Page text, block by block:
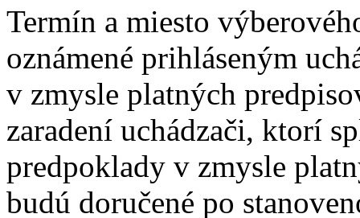
Termín a miesto
oznámené prihláseným
v zmysle platných
zaradení uchádzači, ktorí
predpoklady v zmysle
budú doručené po